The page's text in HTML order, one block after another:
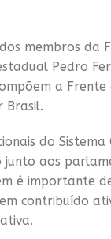
membros da
Pedro
a Frente
Brasil.
do
aos
é importante
contribuído